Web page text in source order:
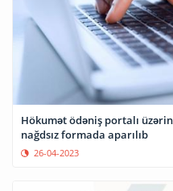
Hökumət ödəniş portalı
nağdsız formada aparılıb
26-04-2023